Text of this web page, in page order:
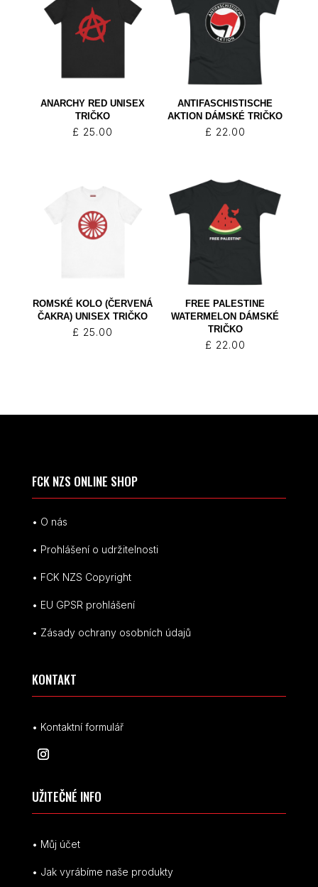
ANARCHY RED UNISEX
TRIČKO
£ 25.00
ANTIFASCHISTISCHE
AKTION DÁMSKÉ TRIČKO
£ 22.00
ROMSKÉ KOLO (ČERVENÁ
ČAKRA) UNISEX TRIČKO
£ 25.00
FREE PALESTINE
WATERMELON DÁMSKÉ
TRIČKO
£ 22.00
FCK NZS ONLINE SHOP
• O nás
• Prohlášení o udržitelnosti
• FCK NZS Copyright
• EU GPSR prohlášení
• Zásady ochrany osobních údajů
KONTAKT
• Kontaktní formulář
UŽITEČNÉ INFO
• Můj účet
• Jak vyrábíme naše produkty